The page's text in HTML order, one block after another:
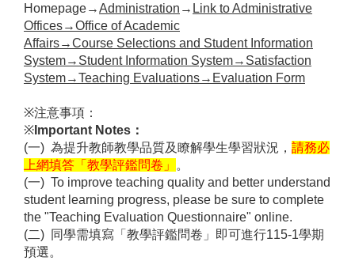
Homepage→Administration → Link to Administrative
Offices→Office of Academic
Affairs→Course Selections and Student Information
System→Student Information System→Satisfaction
System→Teaching Evaluations→Evaluation Form
※注意事項：
※ Important Notes：
(一) 為提升教師教學品質及瞭解學生學習狀況， 請務必
上網填答「教學評鑑問卷」
。
(一) To improve teaching quality and better understand
student learning progress, please be sure to complete
the "Teaching Evaluation Questionnaire" online.
(二) 同學需填寫「教學評鑑問卷」即可進行115-1學期
預選。